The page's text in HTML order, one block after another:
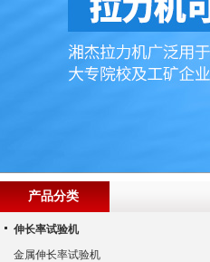
产品分类
伸长率试验机
金属伸长率试验机